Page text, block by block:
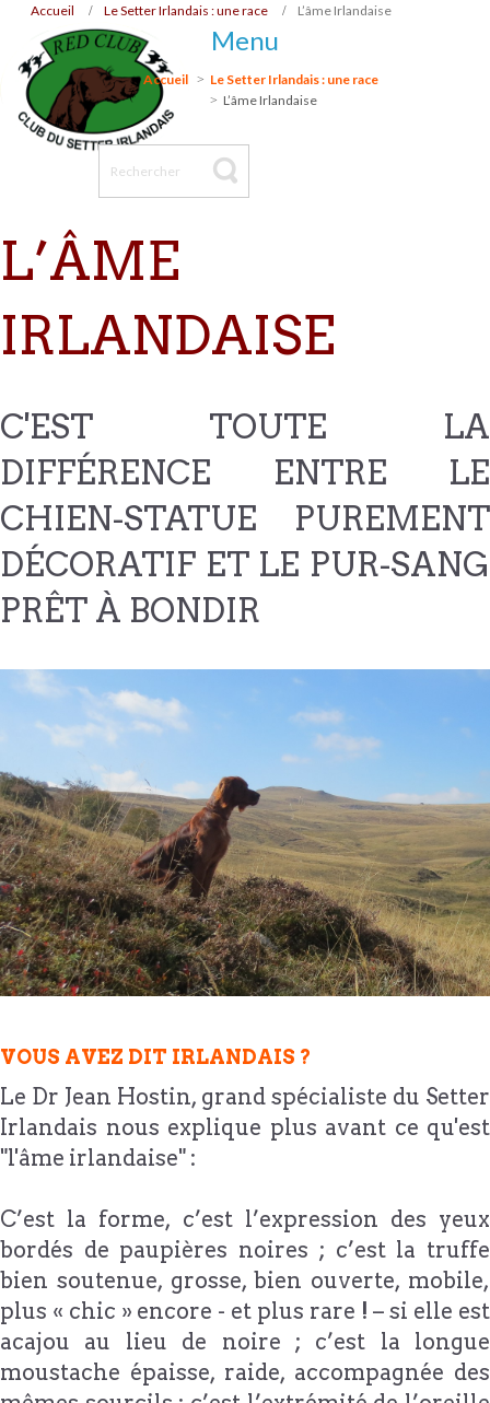
Accueil Le Setter Irlandais : une race L’âme Irlandaise
Menu
Accueil
Le Setter Irlandais : une race
L’âme Irlandaise
L’ÂME
IRLANDAISE
C'EST TOUTE LA
DIFFÉRENCE ENTRE LE
CHIEN-STATUE PUREMENT
DÉCORATIF ET LE PUR-SANG
PRÊT À BONDIR
VOUS AVEZ DIT IRLANDAIS ?
Le Dr Jean Hostin, grand spécialiste du Setter
Irlandais nous explique plus avant ce qu'est
"l'âme irlandaise" :
C’est la forme, c’est l’expression des yeux
bordés de paupières noires ; c’est la truffe
bien soutenue, grosse, bien ouverte, mobile,
plus « chic » encore - et plus rare ! – si elle est
acajou au lieu de noire ; c’est la longue
moustache épaisse, raide, accompagnée des